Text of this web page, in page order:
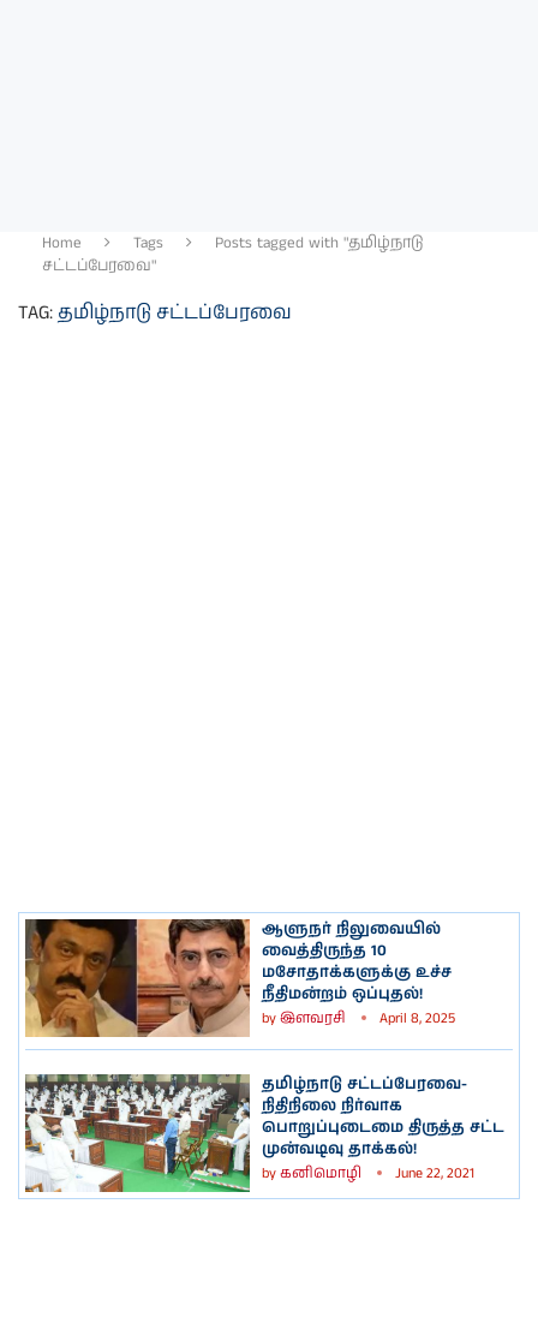
Home Tags
Posts tagged with "தமிழ்நாடு
சட்டப்பேரவை"
TAG: தமிழ்நாடு சட்டப்பேரவை
ஆளுநர் நிலுவையில்
வைத்திருந்த 10
மசோதாக்களுக்கு உச்ச
நீதிமன்றம் ஒப்புதல்!
byஇளவரசி April 8, 2025
தமிழ்நாடு சட்டப்பேரவை-
நிதிநிலை நிர்வாக
பொறுப்புடைமை திருத்த சட்ட
முன்வடிவு தாக்கல்!
byகனிமொழி June 22, 2021